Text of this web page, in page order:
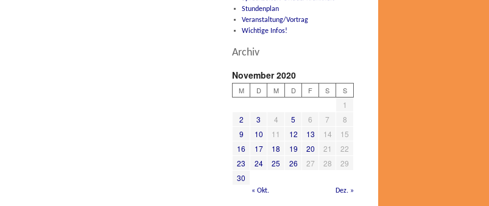
Stundenplan
Veranstaltung/Vortrag
Wichtige Infos!
Archiv
November 2020
M D M D F S S
1
2
3 4 5 6 7
8
9
10 11 12 13 14
15
16
17 18 19 20 21
22
23
24 25 26 27 28
29
30
« Okt. Dez. »